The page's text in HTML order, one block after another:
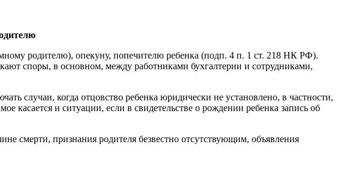
родителю), опекуну, попечителю ребенка (подп. 4 п. 1 ст. 218 НК РФ).
споры, в основном, между работниками бухгалтерии и сотрудниками,
случаи, когда отцовство ребенка юридически не установлено, в частности,
касается и ситуации, если в свидетельстве о рождении ребенка запись об
смерти, признания родителя безвестно отсутствующим, объявления